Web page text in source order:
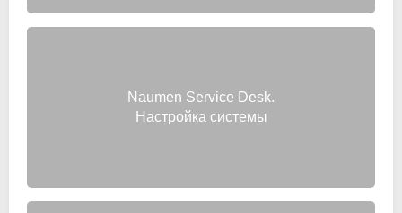
Naumen Service Desk.
Настройка системы